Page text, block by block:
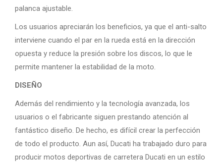
palanca ajustable.
Los usuarios apreciarán los beneficios, ya que el anti-salto
interviene cuando el par en la rueda está en la dirección
opuesta y reduce la presión sobre los discos, lo que le
permite mantener la estabilidad de la moto.
DISEÑO
Además del rendimiento y la tecnología avanzada, los
usuarios o el fabricante siguen prestando atención al
fantástico diseño. De hecho, es difícil crear la perfección
de todo el producto. Aun así, Ducati ha trabajado duro para
producir motos deportivas de carretera Ducati en un estilo